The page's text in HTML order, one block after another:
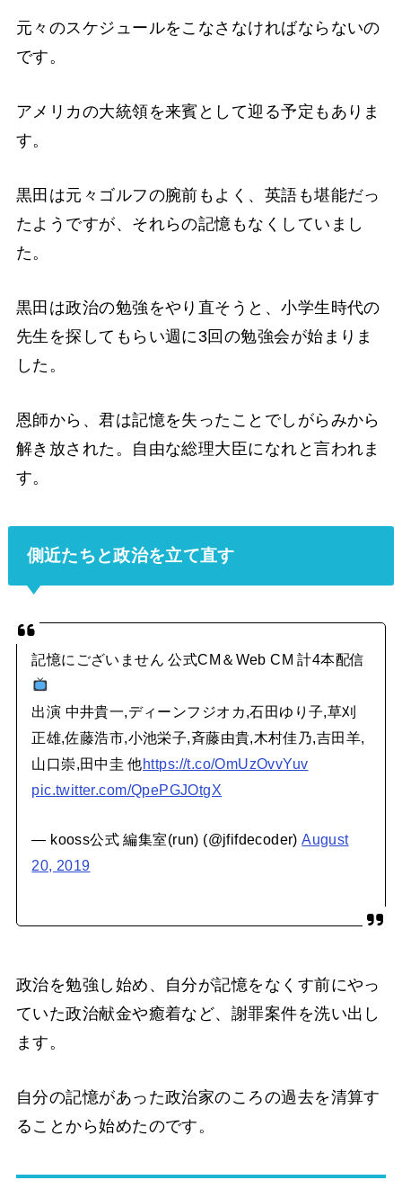
元々のスケジュールをこなさなければならないの
です。
アメリカの大統領を来賓として迎る予定もありま
す。
黒田は元々ゴルフの腕前もよく、英語も堪能だっ
たようですが、それらの記憶もなくしていまし
た。
黒田は政治の勉強をやり直そうと、小学生時代の
先生を探してもらい週に3回の勉強会が始まりま
した。
恩師から、君は記憶を失ったことでしがらみから
解き放された。自由な総理大臣になれと言われま
す。
側近たちと政治を立て直す
記憶にございません 公式CM＆Web CM 計4本配信
出演 中井貴一,ディーンフジオカ,石田ゆり子,草刈
正雄,佐藤浩市,小池栄子,斉藤由貴,木村佳乃,吉田羊,
山口崇,田中圭 他https://t.co/OmUzOvvYuv
pic.twitter.com/QpePGJOtgX
— kooss公式 編集室(run) (@jfifdecoder)August
20, 2019
政治を勉強し始め、自分が記憶をなくす前にやっ
ていた政治献金や癒着など、謝罪案件を洗い出し
ます。
自分の記憶があった政治家のころの過去を清算す
ることから始めたのです。